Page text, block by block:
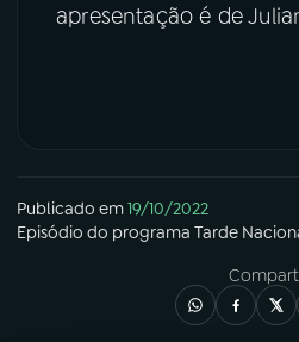
apresentação é de
Publicado em19/10/2022
Episódio do programa Tarde